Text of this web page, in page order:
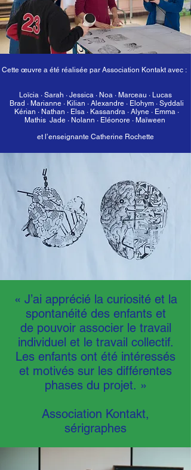
Cette œuvre a été réalisée par Association Kontakt avec :
Loïcia · Sarah · Jessica · Noa · Marceau · Lucas
Brad · Marianne · Kilian · Alexandre · Elohym · Syddali
Kérian · Nathan · Elsa · Kassandra · Alyne · Emma ·
Mathis Jade · Nolann · Eléonore · Maïween
et l’enseignante Catherine Rochette
« J’ai apprécié la curiosité et la
spontanéité des enfants et
de pouvoir associer le travail
individuel et le travail collectif.
Les enfants ont été intéressés
et motivés sur les différentes
phases du projet. »
Association Kontakt,
sérigraphes